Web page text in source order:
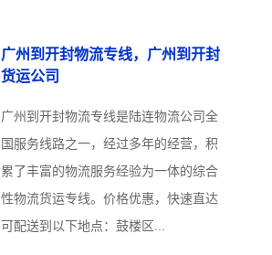
广州到开封物流专线，广州到开封
货运公司
广州到开封物流专线是陆连物流公司全
国服务线路之一，经过多年的经营，积
累了丰富的物流服务经验为一体的综合
性物流货运专线。价格优惠，快速直达
可配送到以下地点：鼓楼区...